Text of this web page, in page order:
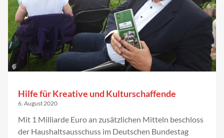
Hilfe für Kreative und Kulturschaffende
6. August 2020
Mit 1 Milliarde Euro an zusätzlichen Mitteln beschloss
der Haushaltsausschuss im Deutschen Bundestag